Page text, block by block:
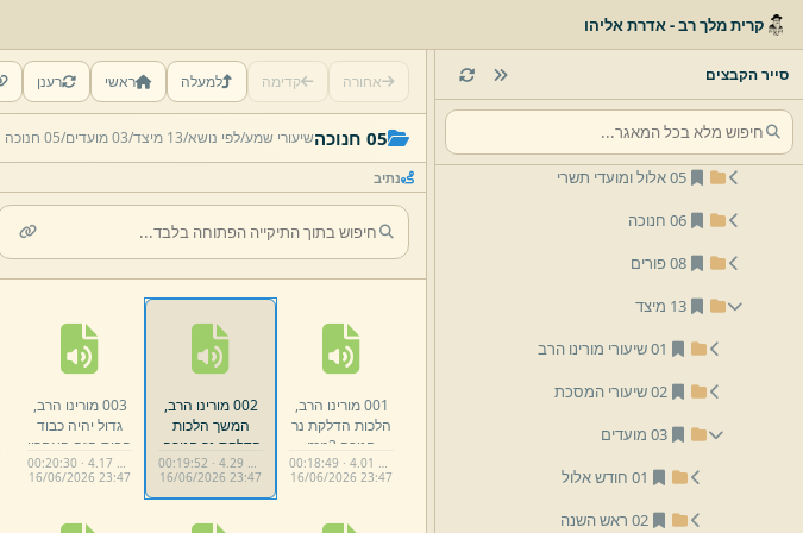
קרית מלך רב - אדרת אליהו
סייר הקבצים
01 פסח
05 אלול ומועדי תשרי
06 חנוכה
08 פורים
13 מיצד
01 שיעורי מורינו הרב
02 שיעורי המסכת
03 מועדים
01 חודש אלול
02 ראש השנה
אחורה קדימה למעלה ראשי רענן
05 חנוכה שיעורי שמע/לפי נושא/13 מיצד/ 03 מועדים/ 05 חנוכה
נתיב
001 מורינו הרב,
הלכות הדלקת נר
חנוכה. mp3
00:18:49 · 4.01 MB
16/06/2026 23:47
002 מורינו הרב,
המשך הלכות
הדלקת נר חנוכה.
mp3
00:19:52 · 4.29 MB
16/06/2026 23:47
003 מורינו הרב,
גדול יהיה כבוד
הבית הזה האחרון
מן הראשון.mp3
00:20:30 · 4.17 MB
16/06/2026 23:47